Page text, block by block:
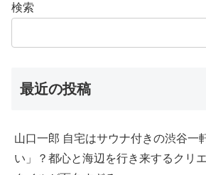
検索
最近の投稿
山口一郎 自宅はサウナ付きの渋谷一
い」？都心と海辺を行き来するクリ